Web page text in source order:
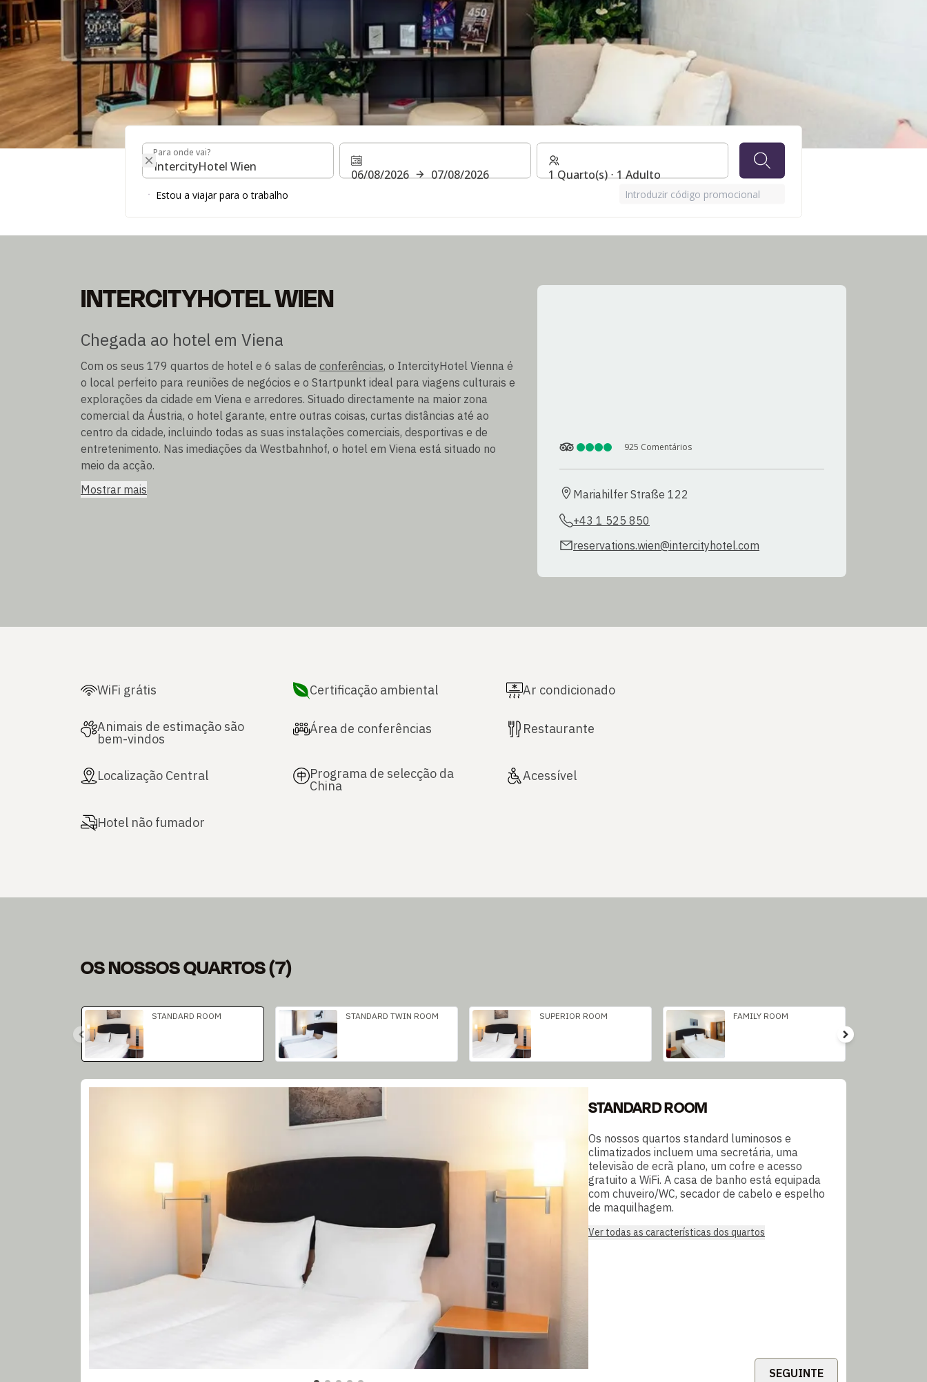
INTERCITYHOTEL VIENA
Para onde vai?
Para onde vai?
06/08/2026 07/08/2026 1 Quarto(s) ⋅ 1 Adulto
Estou a viajar para o trabalho Introduzir código promocional
INTERCITYHOTEL WIEN
Chegada ao hotel em Viena
Com os seus 179 quartos de hotel e 6 salas de conferências, o IntercityHotel Vienna é
o local perfeito para reuniões de negócios e o Startpunkt ideal para viagens culturais e
explorações da cidade em Viena e arredores. Situado directamente na maior zona
comercial da Áustria, o hotel garante, entre outras coisas, curtas distâncias até ao
centro da cidade, incluindo todas as suas instalações comerciais, desportivas e de
entretenimento. Nas imediações da Westbahnhof, o hotel em Viena está situado no
meio da acção.
Mostrar mais
925 Comentários
Mariahilfer Straße 122
+43 1 525 850
reservations.wien@intercityhotel.com
WiFi grátis Certificação ambiental Ar condicionado
Animais de estimação são
bem-vindos
Área de conferências Restaurante
Localização Central Programa de selecção da
China
Acessível
Hotel não fumador
OS NOSSOS QUARTOS(7)
Diapositivo 1 de 4STANDARD ROOM STANDARD TWIN ROOM SUPERIOR ROOM FAMILY ROOM
STANDARD ROOM
Os nossos quartos standard luminosos e
climatizados incluem uma secretária, uma
televisão de ecrã plano, um cofre e acesso
gratuito a WiFi. A casa de banho está equipada
com chuveiro/WC, secador de cabelo e espelho
de maquilhagem.
Ver todas as características dos quartos
SEGUINTE